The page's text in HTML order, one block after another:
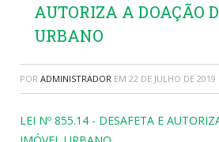
AUTORIZA A DOAÇÃO
URBANO
POR ADMINISTRADOR EM 22 DE JULHO DE 2019
LEI Nº 855.14 - DESAFETA E